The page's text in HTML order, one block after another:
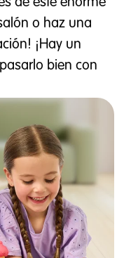
de este enorme
o haz una
¡Hay un
bien con